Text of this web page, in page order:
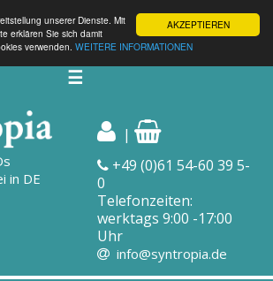
AKZEPTIEREN
unserer Dienste. Mit
erklären Sie sich damit
verwenden. WEITERE INFORMATIONEN
☰
in DE
|
+49 (0)61 54-60 39 5-
0
Telefonzeiten:
werktags 9:00 -17:00
Uhr
info@syntropia.de